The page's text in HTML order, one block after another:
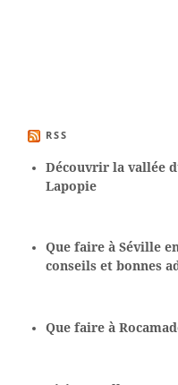
RSS
Découvrir la vallée
Lapopie
Que faire à Séville
conseils et bonnes
Que faire à